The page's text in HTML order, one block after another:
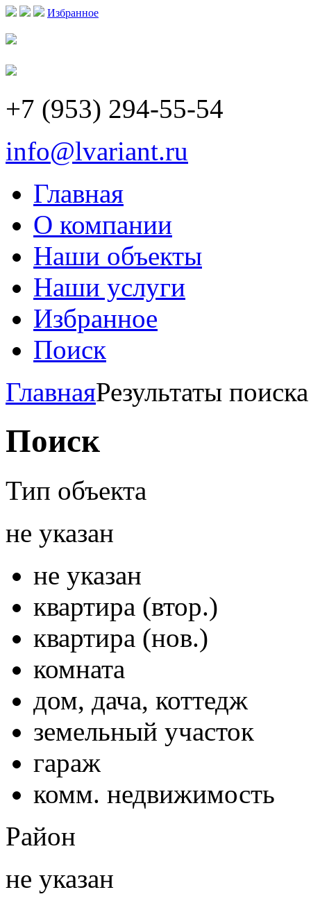
Избранное
+7 (953) 294-55-54
info@lvariant.ru
Главная
О компании
Наши объекты
Наши услуги
Избранное
Поиск
ГлавнаяРезультаты поиска
Поиск
Тип объекта
не указан
не указан
квартира (втор.)
квартира (нов.)
комната
дом, дача, коттедж
земельный участок
гараж
комм. недвижимость
Район
не указан